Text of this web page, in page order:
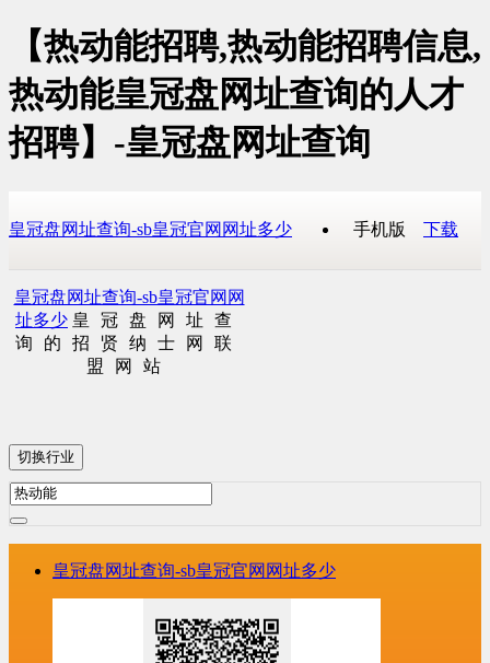
【热动能招聘,热动能招聘信息,
热动能皇冠盘网址查询的人才
招聘】-皇冠盘网址查询
皇冠盘网址查询-sb皇冠官网网址多少 手机版 下载
皇冠盘网址查询-sb皇冠官网网
址多少 皇冠盘网址查
询的招贤纳士网联
盟网站
切换行业
皇冠盘网址查询-sb皇冠官网网址多少